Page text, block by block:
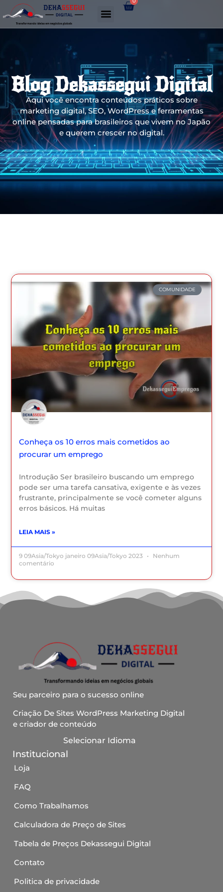
Blog Dekassegui Digital
Aqui você encontra conteúdos práticos sobre
marketing digital, SEO, WordPress e ferramentas
online pensadas para brasileiros que vivem no Japão
e querem crescer no digital.
COMUNIDADE
Conheça os 10 erros mais cometidos ao
procurar um emprego
Introdução Ser brasileiro buscando um emprego
pode ser uma tarefa cansativa, exigente e às vezes
frustrante, principalmente se você cometer alguns
erros básicos. Há muitas
LEIA MAIS »
9 09Asia/Tokyo janeiro 09Asia/Tokyo 2023
Nenhum
comentário
Seu parceiro para o sucesso online
Criação De Sites WordPress Marketing Digital
e criador de conteúdo
Selecionar Idioma
Institucional
Loja
FAQ
Como Trabalhamos
Calculadora de Preço de Sites
Tabela de Preços Dekassegui Digital
Contato
Politica de privacidade